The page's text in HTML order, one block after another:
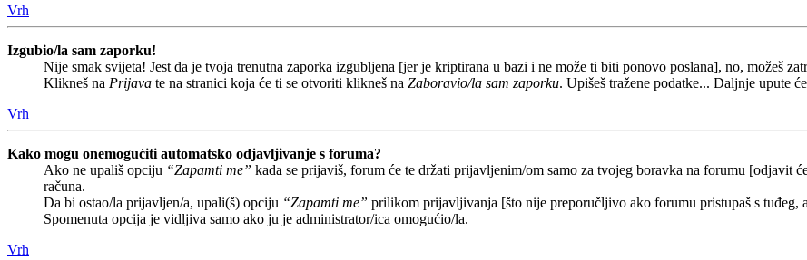
Vrh
Izgubio/la sam zaporku!
Nije smak svijeta! Jest da je tvoja trenutna zaporka izgubljena [jer je kriptirana u bazi i ne može ti biti ponovo poslana], no, možeš
Klikneš na Prijava te na stranici koja će ti se otvoriti klikneš na Zaboravio/la sam zaporku. Upišeš tražene podatke... Daljnje upute
Vrh
Kako mogu onemogućiti automatsko odjavljivanje s foruma?
Ako ne upališ opciju “Zapamti me” kada se prijaviš, forum će te držati prijavljenim/om samo za tvojeg boravka na forumu [odjavit
računa.
Da bi ostao/la prijavljen/a, upali(š) opciju “Zapamti me” prilikom prijavljivanja [što nije preporučljivo ako forumu pristupaš s tuđeg,
Spomenuta opcija je vidljiva samo ako ju je administrator/ica omogućio/la.
Vrh